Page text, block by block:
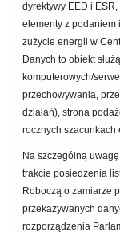
dyrektywy EED i
elementy z podaniem
zużycie energii w
Danych to obiekt
komputerowych/
przechowywania,
działań), strona
rocznych szacunkach
Na szczególną
trakcie posiedzenia
Roboczą o zamiarze
przekazywanych
rozporządzenia